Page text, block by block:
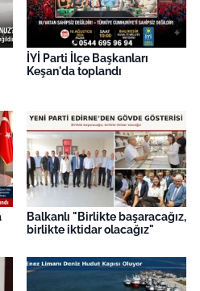
İYİ Parti İlçe Başkanları
Keşan'da toplandı
Balkanlı "Birlikte başaracağız,
birlikte iktidar olacağız"